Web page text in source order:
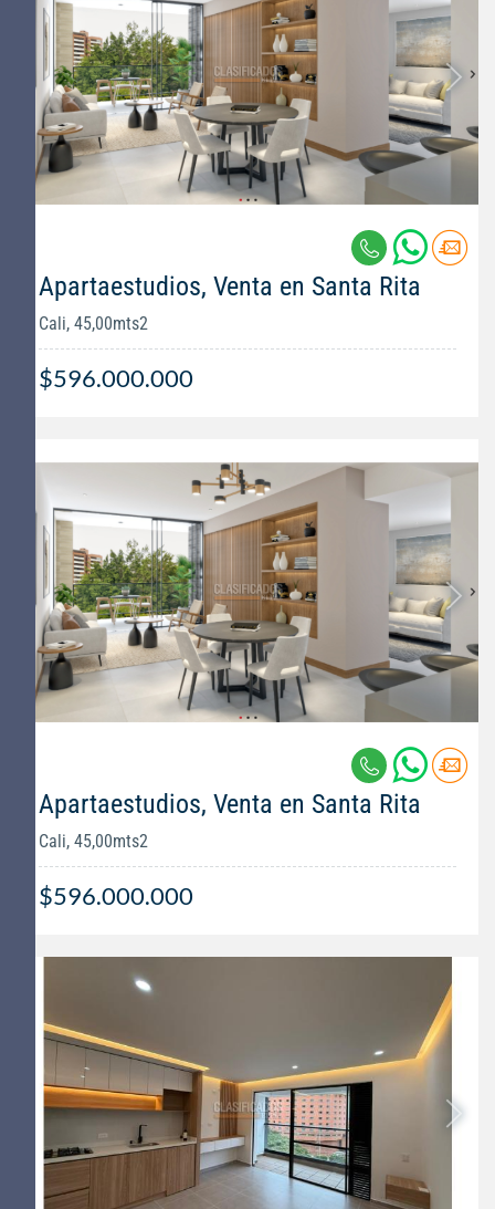
Apartaestudios, Venta en Santa Rita
Cali, 45,00mts2
$596.000.000
Apartaestudios, Venta en Santa Rita
Cali, 45,00mts2
$596.000.000